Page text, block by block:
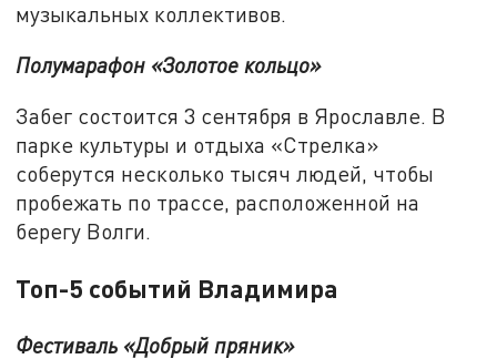
музыкальных коллективов.
Полумарафон «Золотое кольцо»
Забег состоится 3 сентября в Ярославле. В
парке культуры и отдыха «Стрелка»
соберутся несколько тысяч людей, чтобы
пробежать по трассе, расположенной на
берегу Волги.
Топ-5 событий Владимира
Фестиваль «Добрый пряник»